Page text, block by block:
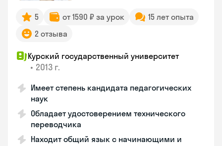
5 от 1590 ₽ за урок
15 лет опыта
2 отзыва
Курский государственный университет
• 2013 г.
Имеет степень кандидата педагогических
наук
Обладает удостоверением технического
переводчика
Находит общий язык с начинающими и